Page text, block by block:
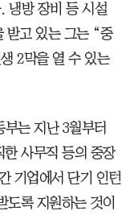
냉방 장비 등 시설
받고 있는 그는 “중
2막을 열 수 있는
는 지난 3월부터
한 사무직 등의 중장
기업에서 단기 인턴
도록 지원하는 것이